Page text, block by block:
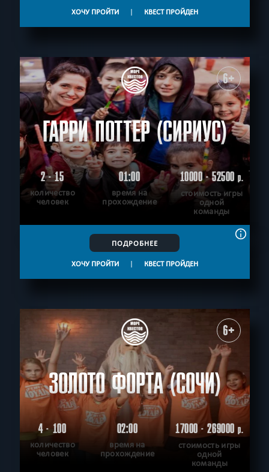
ХОЧУ ПРОЙТИ | КВЕСТ ПРОЙДЕН
6+
ГАРРИ ПОТТЕР (СИРИУС)
2 - 15
количество
человек
01:00
время на
прохождение
10000 - 52500р.
стоимость игры
одной
команды
ПОДРОБНЕЕ
ХОЧУ ПРОЙТИ | КВЕСТ ПРОЙДЕН
6+
ЗОЛОТО ФОРТА (СОЧИ)
4 - 100
количество
человек
02:00
время на
прохождение
17000 - 269000р.
стоимость игры
одной
команды